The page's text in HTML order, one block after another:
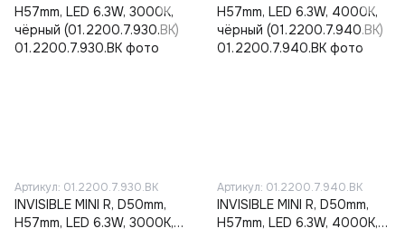
Артикул: 01.2200.7.930.BK
INVISIBLE MINI R, D50mm,
H57mm, LED 6.3W, 3000K,
Артикул: 01.2200.7.940.BK
INVISIBLE MINI R, D50mm,
H57mm, LED 6.3W, 4000K,